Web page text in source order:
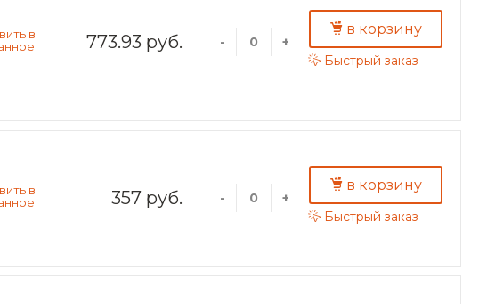
773.93 руб. - +
в корзину
Быстрый заказ
357 руб. - +
в корзину
Быстрый заказ